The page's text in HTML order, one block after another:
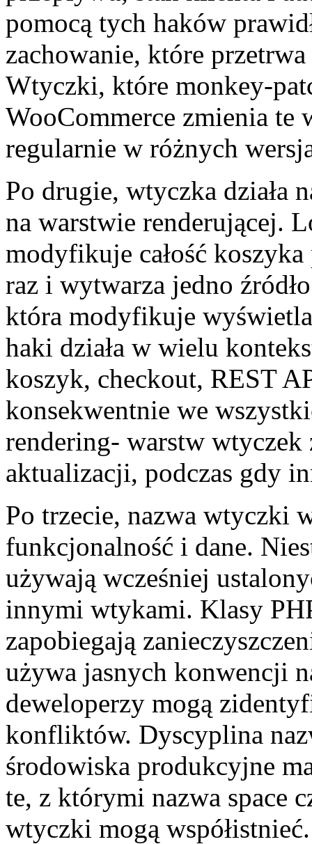
pomocą tych haków
zachowanie, które
Wtyczki, które monkey-
WooCommerce zmienia te
regularnie w różnych
Po drugie, wtyczka działa
na warstwie renderującej.
modyfikuje całość
raz i wytwarza jedno
która modyfikuje
haki działa w wielu
koszyk, checkout, REST
konsekwentnie we
rendering- warstw
aktualizacji, podczas gdy
Po trzecie, nazwa wtyczki
funkcjonalność i dane.
używają wcześniej
innymi wtykami. Klasy
zapobiegają
używa jasnych konwencji
deweloperzy mogą
konfliktów. Dyscyplina
środowiska produkcyjne
te, z którymi nazwa space
wtyczki mogą współistnieć.